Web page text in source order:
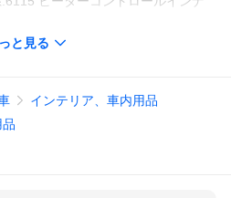
店へ
と見る
インテリア、車内用品